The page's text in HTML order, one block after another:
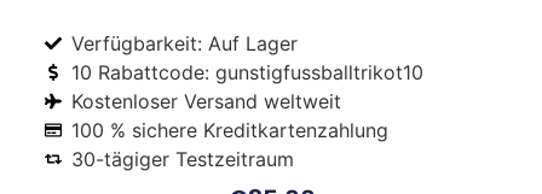
Verfügbarkeit: Auf Lager
10 Rabattcode: gunstigfussballtrikot10
Kostenloser Versand weltweit
100 % sichere Kreditkartenzahlung
30-tägiger Testzeitraum